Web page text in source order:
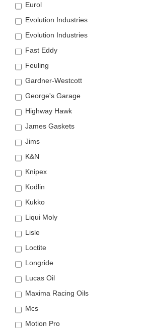
Eurol
Evolution Industries
Evolution Industries
Fast Eddy
Feuling
Gardner-Westcott
George's Garage
Highway Hawk
James Gaskets
Jims
K&N
Knipex
Kodlin
Kukko
Liqui Moly
Lisle
Loctite
Longride
Lucas Oil
Maxima Racing Oils
Mcs
Motion Pro